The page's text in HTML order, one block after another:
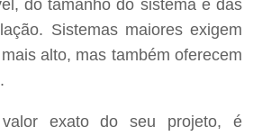
do tamanho do sistema e das
Sistemas maiores exigem
alto, mas também oferecem
exato do seu projeto, é